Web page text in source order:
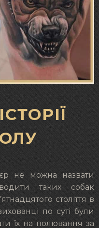
не можна назвати
таких собак
століття в
по суті були
їх на полювання за